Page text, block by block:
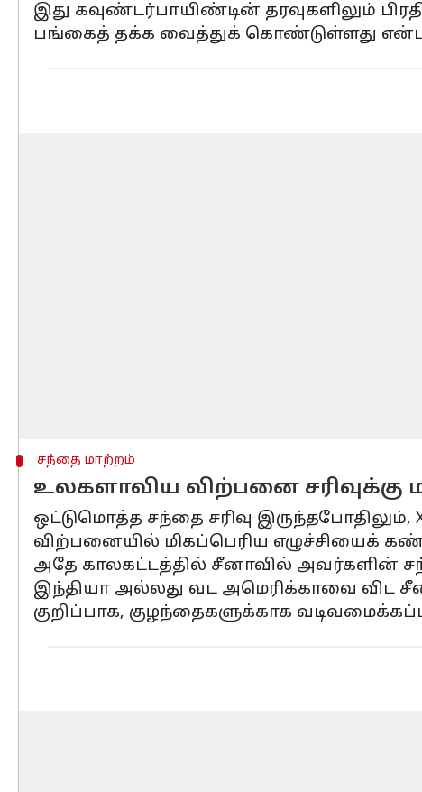
இது கவுண்டர்பாயிண்டின் தரவுகளிலும்
பங்கைத் தக்க வைத்துக் கொண்டுள்ளது
சந்தை மாற்றம்
உலகளாவிய விற்பனை சரிவுக்கு
ஒட்டுமொத்த சந்தை சரிவு இருந்தபோதிலும்,
விற்பனையில் மிகப்பெரிய எழுச்சியைக்
அதே காலகட்டத்தில் சீனாவில் அவர்களின்
இந்தியா அல்லது வட அமெரிக்காவை விட
குறிப்பாக, குழந்தைகளுக்காக